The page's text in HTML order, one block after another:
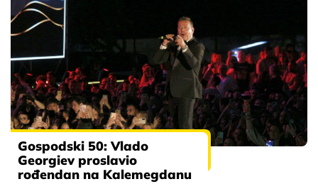
Gospodski 50: Vlado
Georgiev proslavio
rođendan na Kalemegdanu